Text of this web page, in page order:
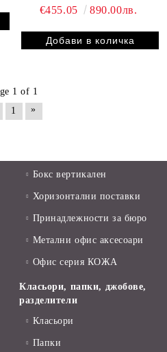
€455.05
890.00лв.
1 of 1
1 »
Бокс вертикален
Хоризонтални поставки
Принадлежности за бюро
Метални офис аксесоари
Офис серия КОЖА
Класьори, папки, джобове,
разделители
Класьори
Папки